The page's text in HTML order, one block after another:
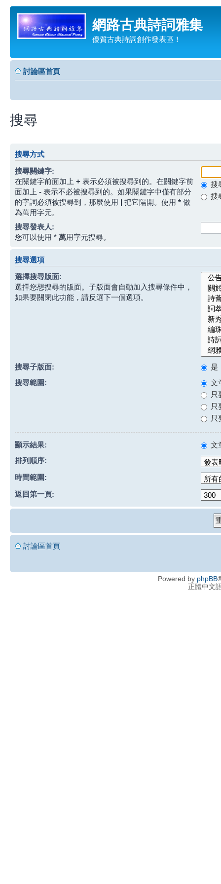
網路古典詩詞雅集
優質古典詩詞創作發表區！
討論區首頁
搜尋
搜尋方式
搜尋關鍵字:
在關鍵字前面加上 + 表示必須被搜尋到的。在關鍵字前
面加上 - 表示不必被搜尋到的。如果關鍵字中僅有部分
的字詞必須被搜尋到，那麼使用 | 把它隔開。使用 * 做
為萬用字元。
搜
搜
搜尋發表人:
您可以使用 * 萬用字元搜尋。
搜尋選項
選擇搜尋版面:
選擇您想搜尋的版面。子版面會自動加入搜尋條件中，
如果要關閉此功能，請反選下一個選項。
搜尋子版面:
是
搜尋範圍:
文
只
只
只
顯示結果:
文
排列順序:
時間範圍:
返回第一頁:
討論區首頁
Powered by phpBB
正體中文